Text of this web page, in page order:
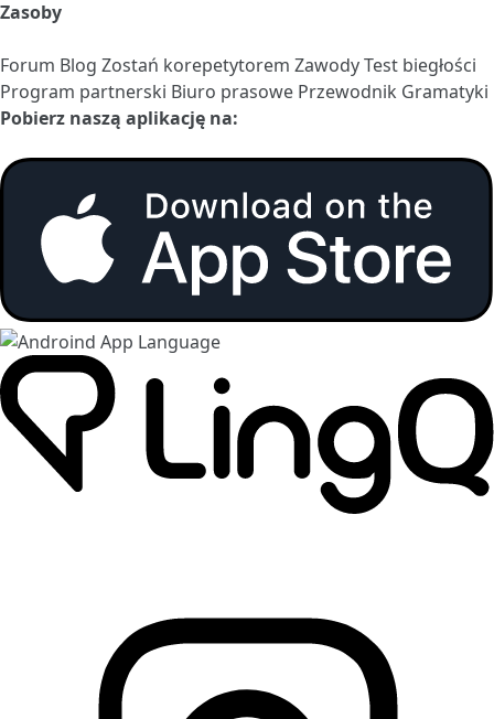
Zasoby
Forum Blog Zostań korepetytorem ZawodyTest biegłości
Program partnerski Biuro prasowe Przewodnik Gramatyki
Pobierz naszą aplikację na: